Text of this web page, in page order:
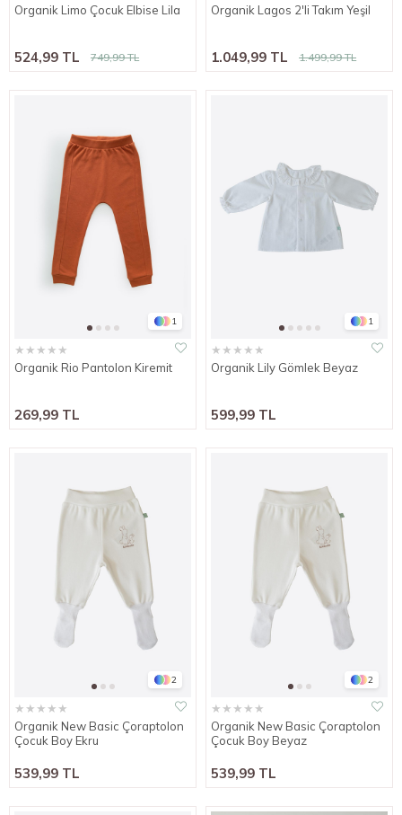
Organik Limo Çocuk Elbise Lila
524,99 TL 749,99 TL
Organik Lagos 2'li Takım Yeşil
1.049,99 TL 1.499,99 TL
1
★★★★★
Organik Rio Pantolon Kiremit
269,99 TL
1
★★★★★
Organik Lily Gömlek Beyaz
599,99 TL
2
★★★★★
Organik New Basic Çoraptolon
Çocuk Boy Ekru
539,99 TL
2
★★★★★
Organik New Basic Çoraptolon
Çocuk Boy Beyaz
539,99 TL